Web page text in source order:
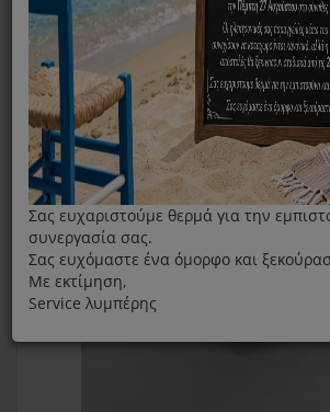
Σας ευχαριστούμε θερμά για την
συνεργασία σας.
Σας ευχόμαστε ένα όμορφο και
Με εκτίμηση,
Service λυμπέρης